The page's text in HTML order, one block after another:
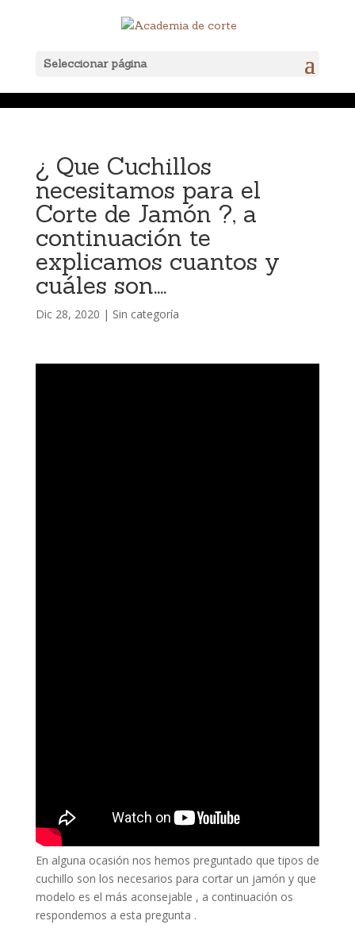
Seleccionar página
¿ Que Cuchillos
necesitamos para el
Corte de Jamón ?, a
continuación te
explicamos cuantos y
cuáles son….
Dic 28, 2020 | Sin categoría
En alguna ocasión nos hemos preguntado que tipos de
cuchillo son los necesarios para cortar un jamón y que
modelo es el más aconsejable , a continuación os
respondemos a esta pregunta .